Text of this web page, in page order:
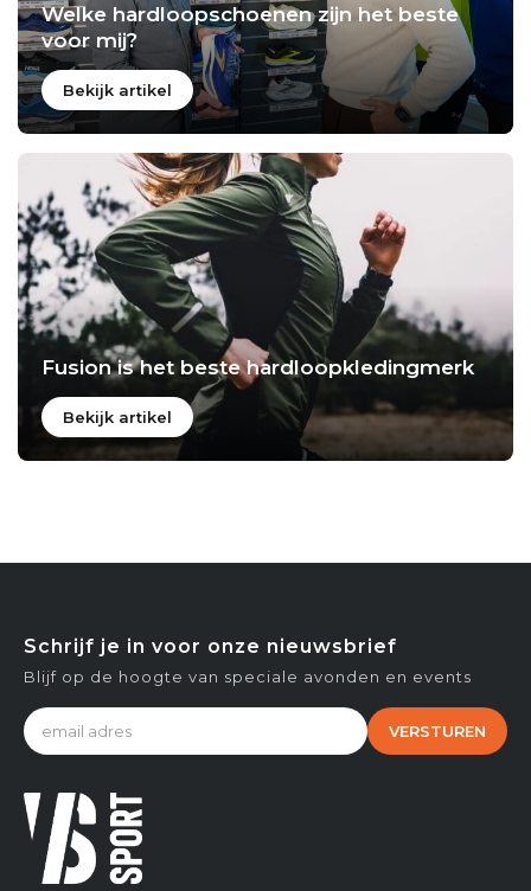
Welke hardloopschoenen zijn het beste
voor mij?
Bekijk artikel
Fusion is het beste hardloopkledingmerk
Bekijk artikel
Schrijf je in voor onze nieuwsbrief
Blijf op de hoogte van speciale avonden en events
VERSTUREN